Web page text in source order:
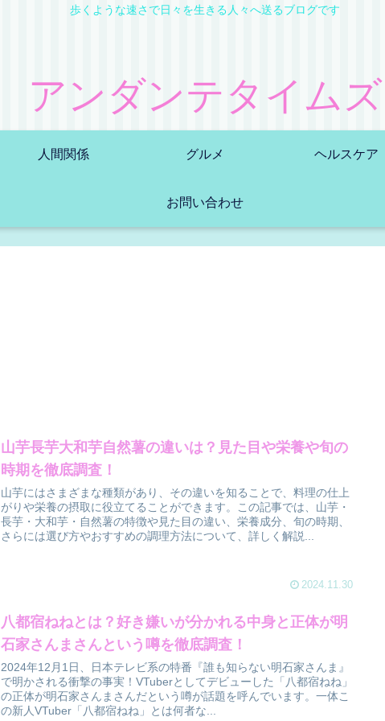
歩くような速さで日々を生きる人々へ送るブログです
アンダンテタイムズ
人間関係 グルメ ヘルスケア
お問い合わせ
山芋長芋大和芋自然薯の違いは？見た目や栄養や旬の
時期を徹底調査！
山芋にはさまざまな種類があり、その違いを知ることで、料理の仕上
がりや栄養の摂取に役立てることができます。この記事では、山芋・
長芋・大和芋・自然薯の特徴や見た目の違い、栄養成分、旬の時期、
さらには選び方やおすすめの調理方法について、詳しく解説...
2024.11.30
八都宿ねねとは？好き嫌いが分かれる中身と正体が明
石家さんまさんという噂を徹底調査！
2024年12月1日、日本テレビ系の特番『誰も知らない明石家さんま』
で明かされる衝撃の事実！VTuberとしてデビューした「八都宿ねね」
の正体が明石家さんまさんだという噂が話題を呼んでいます。一体こ
の新人VTuber「八都宿ねね」とは何者な...